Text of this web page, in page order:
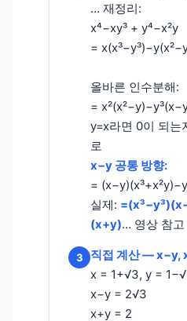
… 재정리:
x⁴−xy³ + y⁴−x²y
=
올바른 인수분해:
=
y=x라면 0이 되는
로
x−y 공통 방향:
=
실제:
(x+y)… 영상 참고
3
직접 계산 — x−y,
x = 1+√3, y =
x−y = 2√3
x+y = 2